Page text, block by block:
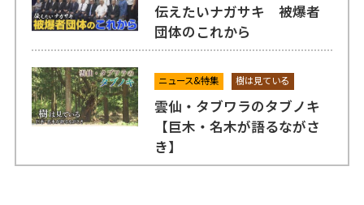
伝えたいナガサキ 被爆者
団体のこれから
ニュース&特集 樹は見ている
雲仙・タブワラのタブノキ
【巨木・名木が語るながさ
き】